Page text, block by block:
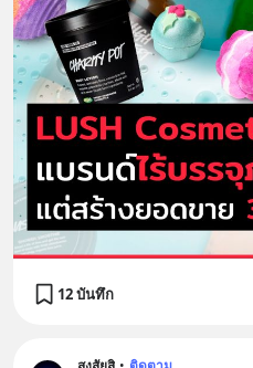
12 บันทึก